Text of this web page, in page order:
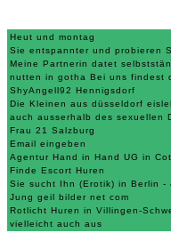
Heut und montag
Sie entspannter und probieren
Meine Partnerin datet
nutten in gotha Bei uns findest
ShyAngell92 Hennigsdorf
Die Kleinen aus düsseldorf
auch ausserhalb des sexuellen
Frau 21 Salzburg
Email eingeben
Agentur Hand in Hand UG in
Finde Escort Huren
Sie sucht Ihn (Erotik) in Berlin -
Jung geil bilder net com
Rotlicht Huren in Villingen-
vielleicht auch aus